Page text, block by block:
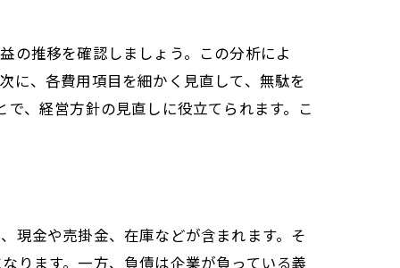
の推移を確認しましょう。この分析によ
に、各費用項目を細かく見直して、無駄を
、経営方針の見直しに役立てられます。こ
現金や売掛金、在庫などが含まれます。そ
ります。一方、負債は企業が負っている義